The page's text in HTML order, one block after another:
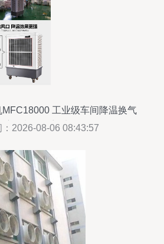
工业级车间降温换气
度控制的理想选择
：2026-08-06 08:43:57